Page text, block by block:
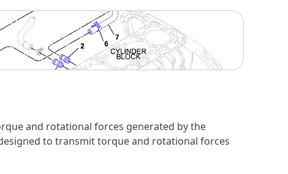
and rotational forces generated by the
to transmit torque and rotational forces